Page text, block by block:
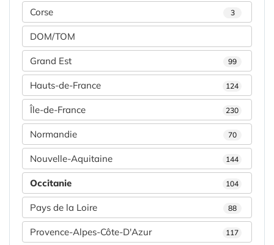
Corse 3
DOM/TOM
Grand Est 99
Hauts-de-France 124
Île-de-France 230
Normandie 70
Nouvelle-Aquitaine 144
Occitanie 104
Pays de la Loire 88
Provence-Alpes-Côte-D'Azur 117